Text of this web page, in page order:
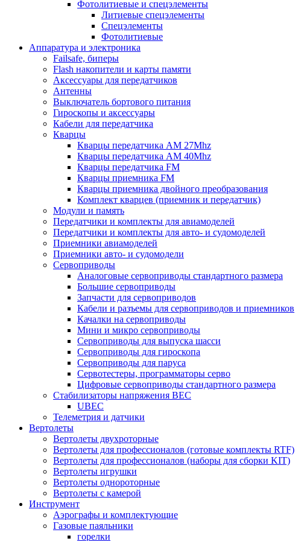
Фотолитиевые и спецэлементы
Литиевые спецэлементы
Спецэлементы
Фотолитиевые
Аппаратура и электроника
Failsafe, биперы
Flash накопители и карты памяти
Аксессуары для передатчиков
Антенны
Выключатель бортового питания
Гироскопы и аксессуары
Кабели для передатчика
Кварцы
Кварцы передатчика AM 27Mhz
Кварцы передатчика AM 40Mhz
Кварцы передатчика FM
Кварцы приемника FM
Кварцы приемника двойного преобразования
Комплект кварцев (приемник и передатчик)
Модули и память
Передатчики и комплекты для авиамоделей
Передатчики и комплекты для авто- и судомоделей
Приемники авиамоделей
Приемники авто- и судомодели
Сервоприводы
Аналоговые сервоприводы стандартного размера
Большие сервоприводы
Запчасти для сервоприводов
Кабели и разъемы для сервоприводов и приемников
Качалки на сервоприводы
Мини и микро сервоприводы
Сервоприводы для выпуска шасси
Сервоприводы для гироскопа
Сервоприводы для паруса
Сервотестеры, программаторы серво
Цифровые сервоприводы стандартного размера
Стабилизаторы напряжения BEC
UBEC
Телеметрия и датчики
Вертолеты
Вертолеты двухроторные
Вертолеты для профессионалов (готовые комплекты RTF)
Вертолеты для профессионалов (наборы для сборки KIT)
Вертолеты игрушки
Вертолеты однороторные
Вертолеты с камерой
Инструмент
Аэрографы и комплектующие
Газовые паяльники
горелки